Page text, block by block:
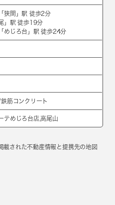
「狭間 」駅 徒歩2分
」駅 徒歩19分
「 めじろ台 」駅 徒歩24分
筋コンクリート
テめじろ台店,高尾山
された不動産情報と提携先の地図